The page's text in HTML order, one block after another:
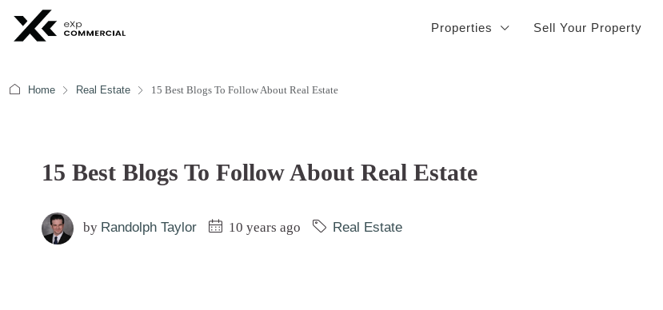
Properties Sell Your Property
Home Real Estate 15 Best Blogs To Follow About Real Estate
15 Best Blogs To Follow About Real Estate
by Randolph Taylor 10 years ago Real Estate